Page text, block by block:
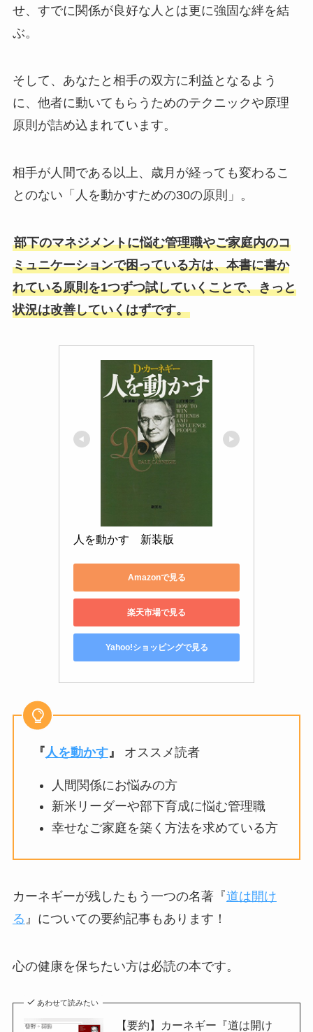
せ、すでに関係が良好な人とは更に強固な絆を結
ぶ。
そして、あなたと相手の双方に利益となるよう
に、他者に動いてもらうためのテクニックや原理
原則が詰め込まれています。
相手が人間である以上、歳月が経っても変わるこ
とのない「人を動かすための30の原則」。
部下のマネジメントに悩む管理職やご家庭内のコ
ミュニケーションで困っている方は、本書に書か
れている原則を1つずつ試していくことで、きっと
状況は改善していくはずです。
人を動かす　新装版
Amazonで見る
楽天市場で見る
Yahoo!ショッピングで見る
『人を動かす』 オススメ読者
人間関係にお悩みの方
新米リーダーや部下育成に悩む管理職
幸せなご家庭を築く方法を求めている方
カーネギーが残したもう一つの名著『道は開け
る 』についての要約記事もあります！
心の健康を保ちたい方は必読の本です。
あわせて読みたい
【要約】カーネギー『道は開け